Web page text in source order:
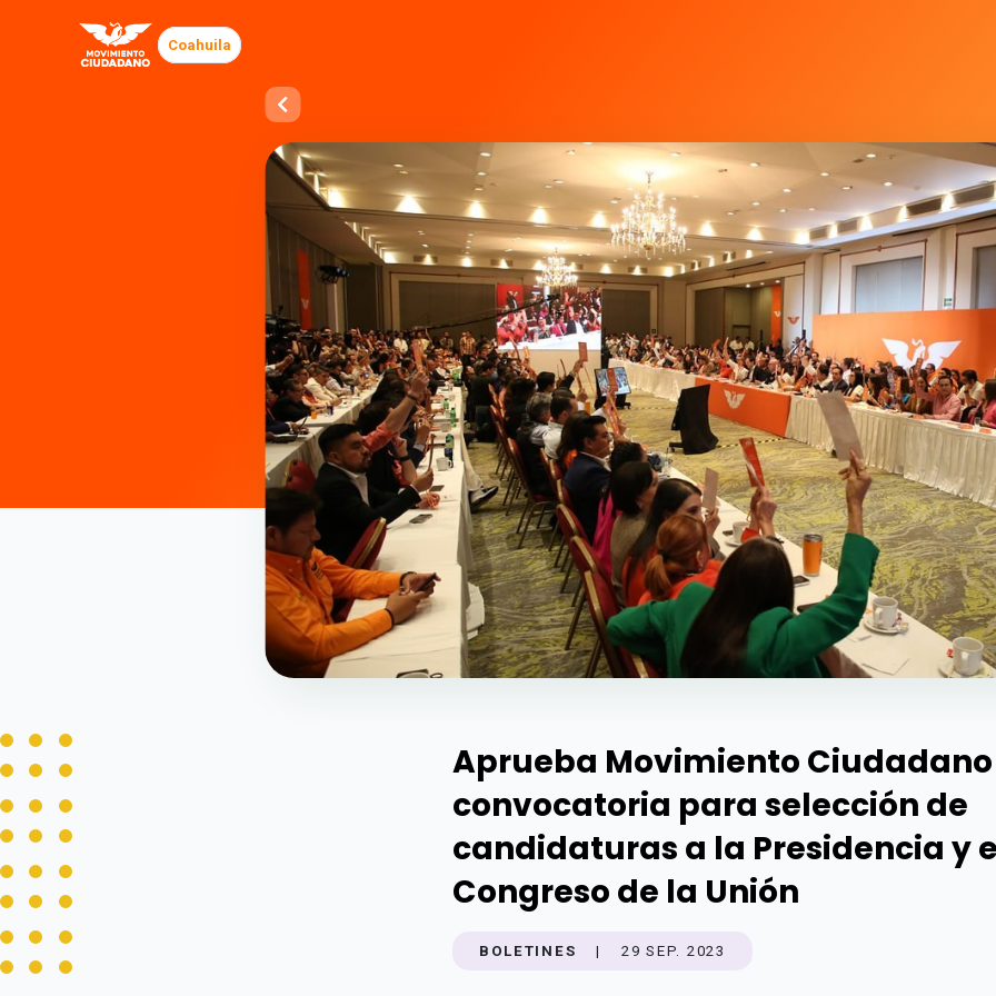
Coahuila
Aprueba Movimiento Ciudadano
convocatoria para selección de
candidaturas a la Presidencia y
Congreso de la Unión
BOLETINES | 29 SEP. 2023